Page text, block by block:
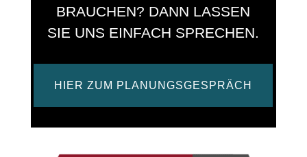
BRAUCHEN? DANN LASSEN
SIE UNS EINFACH SPRECHEN.
HIER ZUM PLANUNGSGESPRÄCH